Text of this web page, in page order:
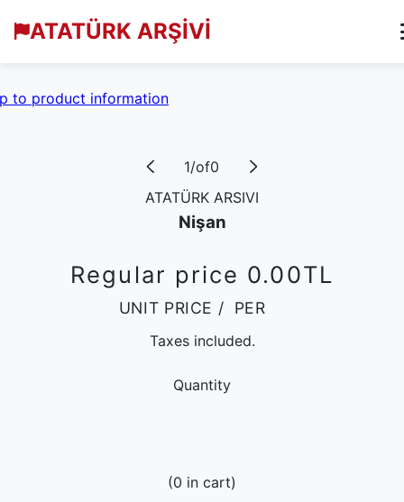
ATATÜRK ARŞİVİ
to product information
1/of0
ATATÜRK ARSIVI
Nişan
Regular price 0.00TL
UNIT PRICE / PER
Taxes included.
Quantity
(0 in cart)